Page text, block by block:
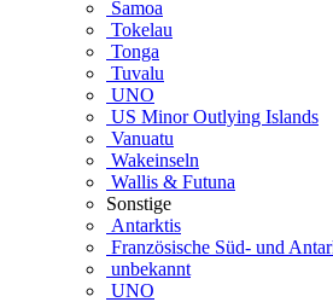
Samoa
Tokelau
Tonga
Tuvalu
UNO
US Minor Outlying Islands
Vanuatu
Wakeinseln
Wallis & Futuna
Sonstige
Antarktis
Französische Süd- und
unbekannt
UNO